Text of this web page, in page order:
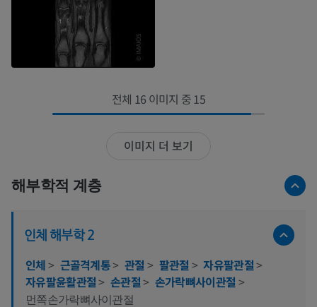
전체 16 이미지 중 15
이미지 더 보기
해부학적 계층
인체 해부학 2
인체> 근골격계통> 관절 > 팔관절 > 자유팔관절>
자유팔윤활관절> 손관절> 손가락뼈사이관절 >
먼쪽손가락뼈사이관절